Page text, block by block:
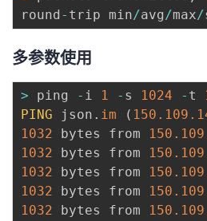
round - trip min/avg/max/
多参数使用
> ping - i 1 - s 1024 - t
PING json . im ( 150.109
1032 bytes from 150.109
1032 bytes from 150.109
1032 bytes from 150.109
1032 bytes from 150.109
1032 bytes from 150.109